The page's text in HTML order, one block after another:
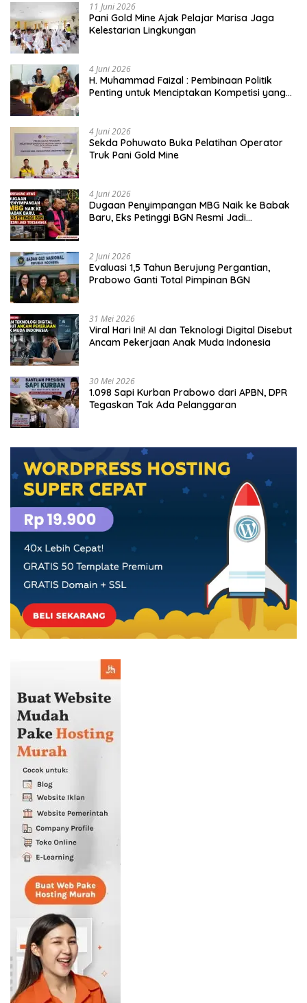
11 Juni 2026
Pani Gold Mine Ajak Pelajar Marisa Jaga
Kelestarian Lingkungan
4 Juni 2026
H. Muhammad Faizal : Pembinaan Politik
Penting untuk Menciptakan Kompetisi yang
4 Juni 2026
Sekda Pohuwato Buka Pelatihan Operator
Truk Pani Gold Mine
4 Juni 2026
Dugaan Penyimpangan MBG Naik ke Babak
Baru, Eks Petinggi BGN Resmi Jadi
2 Juni 2026
Evaluasi 1,5 Tahun Berujung Pergantian,
Prabowo Ganti Total Pimpinan BGN
31 Mei 2026
Viral Hari Ini! AI dan Teknologi Digital Disebut
Ancam Pekerjaan Anak Muda Indonesia
30 Mei 2026
1.098 Sapi Kurban Prabowo dari APBN, DPR
Tegaskan Tak Ada Pelanggaran